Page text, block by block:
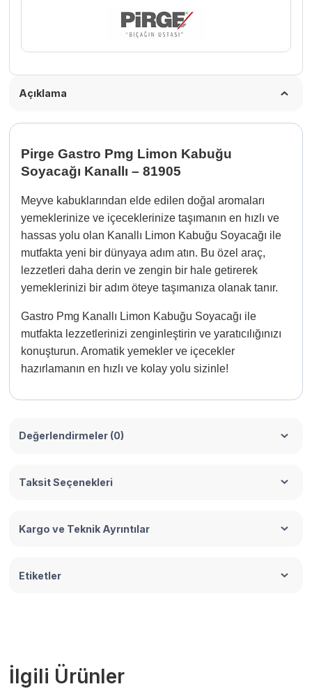
Açıklama
Pirge Gastro Pmg Limon Kabuğu
Soyacağı Kanallı – 81905
Meyve kabuklarından elde edilen doğal aromaları
yemeklerinize ve içeceklerinize taşımanın en hızlı ve
hassas yolu olan Kanallı Limon Kabuğu Soyacağı ile
mutfakta yeni bir dünyaya adım atın. Bu özel araç,
lezzetleri daha derin ve zengin bir hale getirerek
yemeklerinizi bir adım öteye taşımanıza olanak tanır.
Gastro Pmg Kanallı Limon Kabuğu Soyacağı ile
mutfakta lezzetlerinizi zenginleştirin ve yaratıcılığınızı
konuşturun. Aromatik yemekler ve içecekler
hazırlamanın en hızlı ve kolay yolu sizinle!
Değerlendirmeler (0)
Taksit Seçenekleri
Kargo ve Teknik Ayrıntılar
Etiketler
İlgili Ürünler